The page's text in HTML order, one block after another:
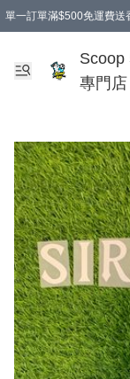
單一訂單滿$500免運費送
Scoop
專門店